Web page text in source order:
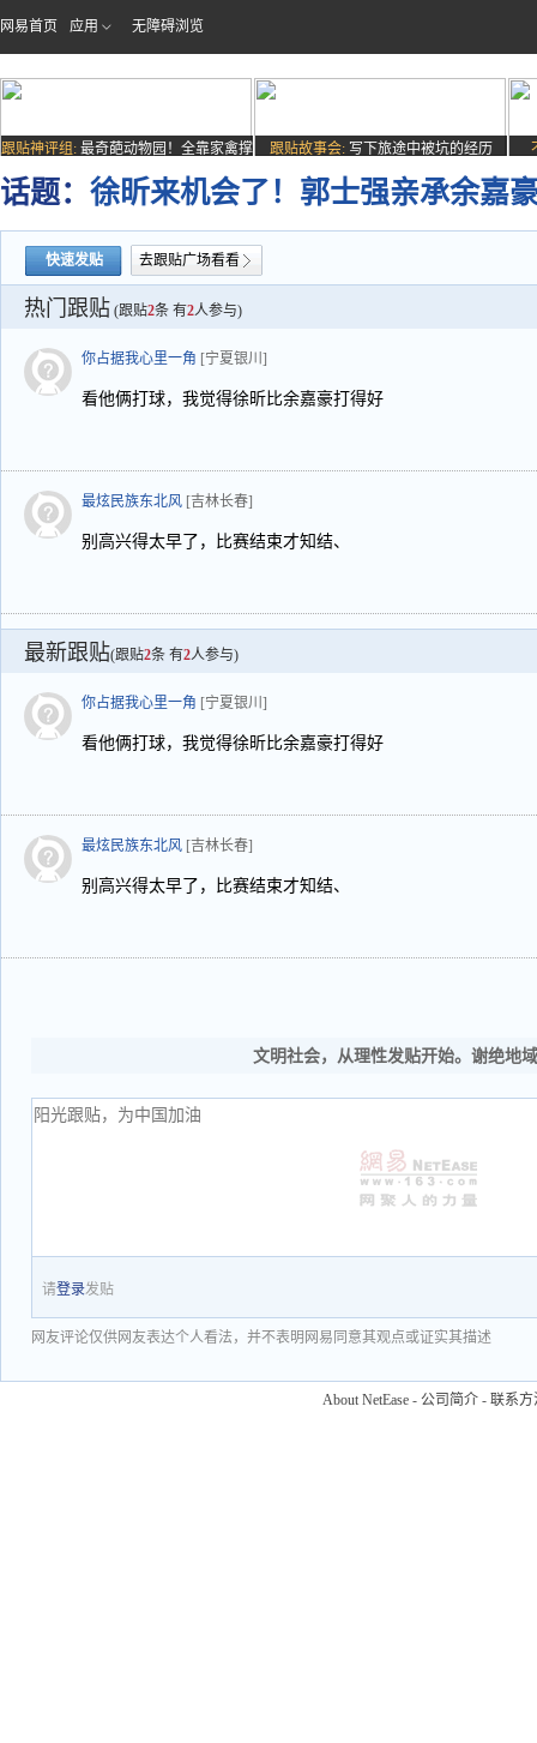
网易首页 应用 无障碍浏览
跟贴神评组: 最奇葩动物园！全靠家禽撑
场子
跟贴故事会: 写下旅途中被坑的经历
话题： 徐昕来机会了！郭士强亲承余嘉
快速发贴 去跟贴广场看看
热门跟贴 (跟贴2条 有2人参与)
你占据我心里一角 [宁夏银川]
看他俩打球，我觉得徐昕比余嘉豪打得好
最炫民族东北风 [吉林长春]
别高兴得太早了，比赛结束才知结、
最新跟贴(跟贴2条 有2人参与)
你占据我心里一角 [宁夏银川]
看他俩打球，我觉得徐昕比余嘉豪打得好
最炫民族东北风 [吉林长春]
别高兴得太早了，比赛结束才知结、
文明社会，从理性发贴开始。谢绝地
请登录发贴
网友评论仅供网友表达个人看法，并不表明网易同意其观点或证实其描述
About NetEase - 公司简介 - 联系方